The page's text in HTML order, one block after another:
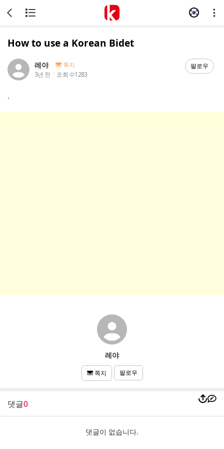
How to use a Korean Bidet
레야
쪽지
3년 전
조회 수1283
팔로우
.
레야
쪽지 팔로우
댓글0
댓글이 없습니다.